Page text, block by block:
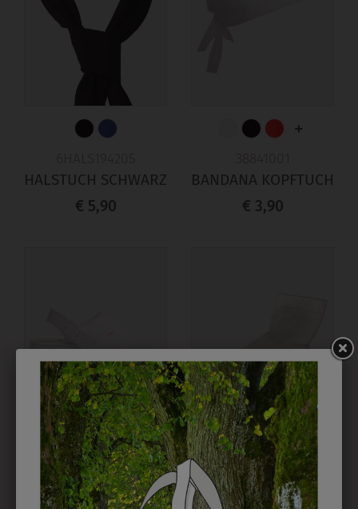
HALSTUCH SCHWARZ
€ 5,90
+
BANDANA KOPFTUCH
€ 3,90
31805PIELA001 3QUARTERM13